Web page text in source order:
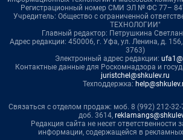
Регистрационный номер СМИ ЭЛ № ФС 77–
Учредитель: Общество с ограниченной
ТЕХНОЛОГИИ"
Главный редактор: Петрушкина
Адрес редакции: 450006, г. Уфа, ул. Ленина, д.
3763)
Электронный адрес редакции:
Контактные данные для Роскомнадзора и
juristchel@shkulev.ru
Техподдержка:
Связаться с отделом продаж: моб. 8 (992) 212-
доб. 3614,
Редакция сайта не несет ответственности
информации, содержащейся в